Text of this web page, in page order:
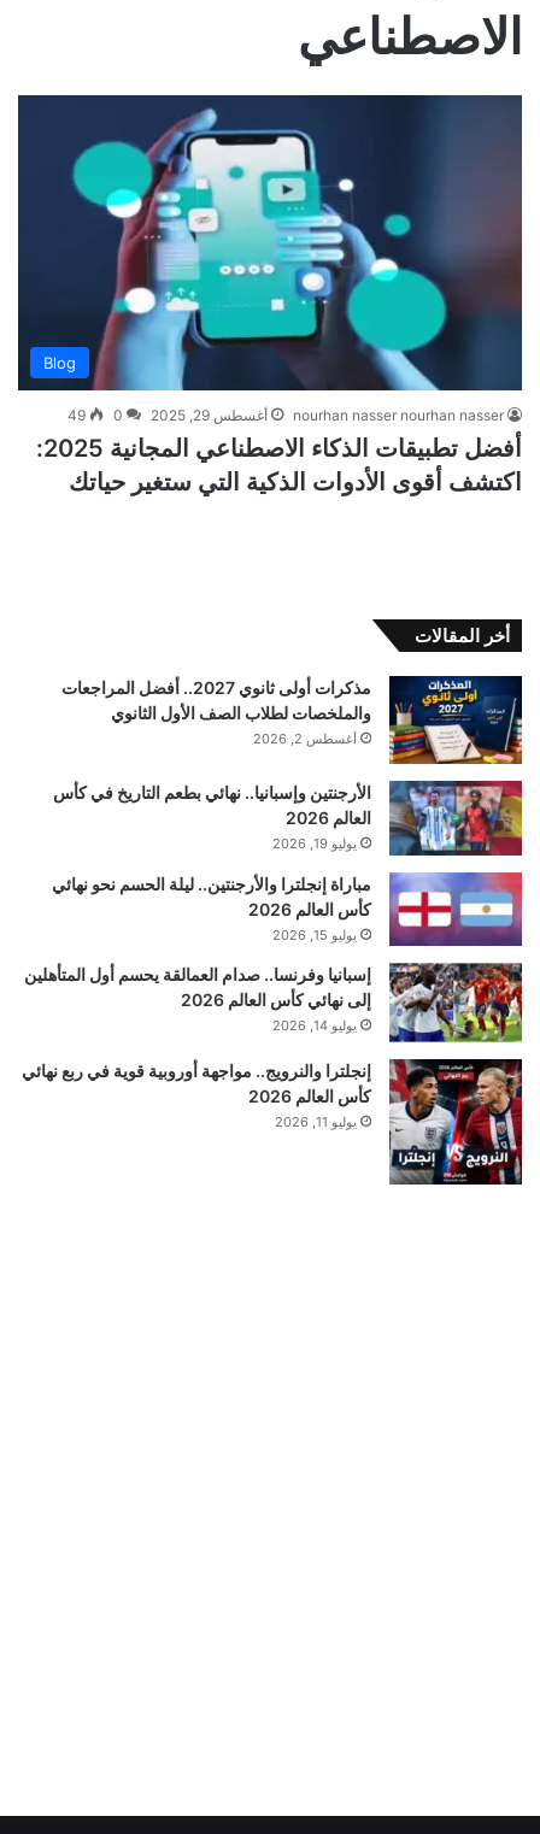
الاصطناعي
Blog
nourhan nasser nourhan nasser أغسطس 29, 2025 0
49
أفضل تطبيقات الذكاء الاصطناعي المجانية 2025:
اكتشف أقوى الأدوات الذكية التي ستغير حياتك
أخر المقالات
مذكرات أولى ثانوي 2027.. أفضل المراجعات
والملخصات لطلاب الصف الأول الثانوي
أغسطس 2, 2026
الأرجنتين وإسبانيا.. نهائي بطعم التاريخ في كأس
العالم 2026
يوليو 19, 2026
مباراة إنجلترا والأرجنتين.. ليلة الحسم نحو نهائي
كأس العالم 2026
يوليو 15, 2026
إسبانيا وفرنسا.. صدام العمالقة يحسم أول المتأهلين
إلى نهائي كأس العالم 2026
يوليو 14, 2026
إنجلترا والنرويج.. مواجهة أوروبية قوية في ربع نهائي
كأس العالم 2026
يوليو 11, 2026